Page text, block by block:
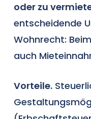
oder zu
entscheidende
Wohnrecht:
auch
Vorteile.